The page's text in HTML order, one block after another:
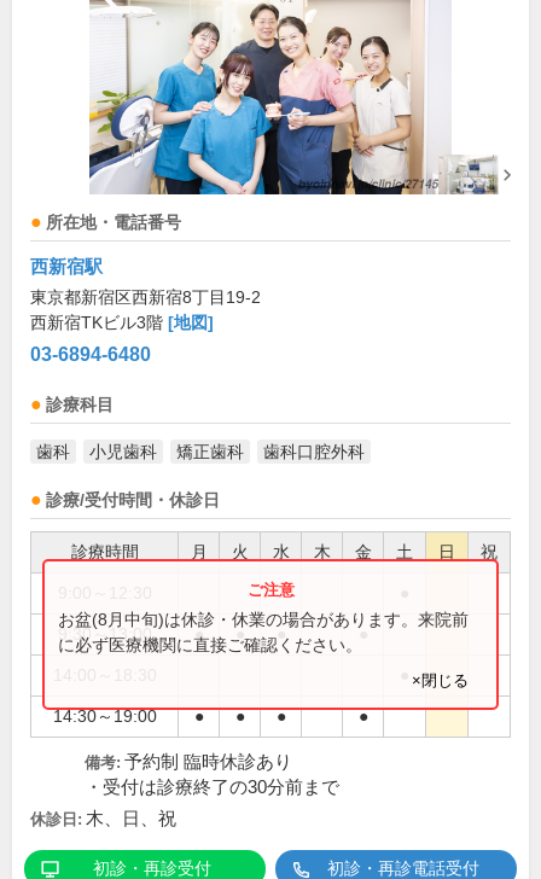
所在地・電話番号
西新宿駅
東京都新宿区西新宿8丁目19-2
西新宿TKビル3階 [地図]
03-6894-6480
診療科目
歯科 小児歯科 矯正歯科 歯科口腔外科
診療/受付時間・休診日
診療時間 月 火 水 木 金 土 日 祝
9:30～13:00 ● ● ● ●
14:30～19:00 ● ● ● ●
お盆(8月中旬)は休診・休業の場合があります。来院前
に必ず医療機関に直接ご確認ください。
×閉じる
備考: 予約制 臨時休診あり
・受付は診療終了の30分前まで
休診日: 木、日、祝
初診・再診受付 初診・再診電話受付